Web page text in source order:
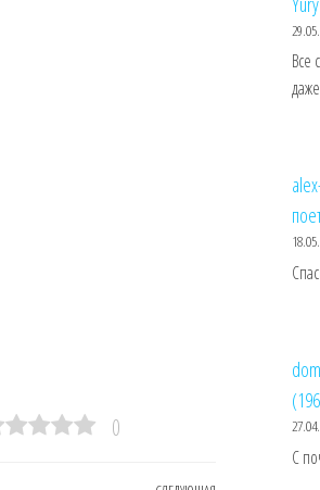
0
Все
С